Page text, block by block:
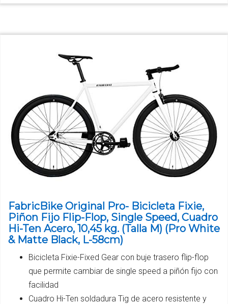
FabricBike Original Pro- Bicicleta Fixie,
Piñon Fijo Flip-Flop, Single Speed, Cuadro
Hi-Ten Acero, 10,45 kg. (Talla M) (Pro White
& Matte Black, L-58cm)
Bicicleta Fixie-Fixed Gear con buje trasero flip-flop
que permite cambiar de single speed a piñón fijo con
facilidad
Cuadro Hi-Ten soldadura Tig de acero resistente y